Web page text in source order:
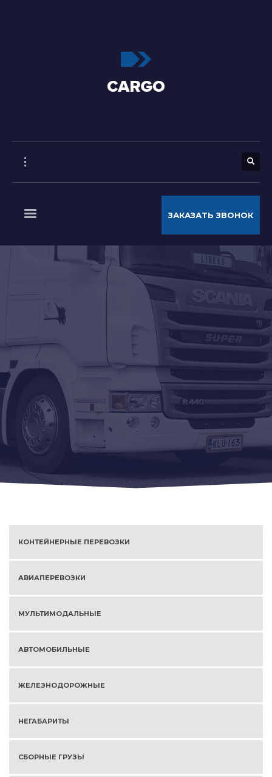
ЗАКАЗАТЬ ЗВОНОК
КОНТЕЙНЕРНЫЕ ПЕРЕВОЗКИ
АВИАПЕРЕВОЗКИ
МУЛЬТИМОДАЛЬНЫЕ
АВТОМОБИЛЬНЫЕ
ЖЕЛЕЗНОДОРОЖНЫЕ
НЕГАБАРИТЫ
СБОРНЫЕ ГРУЗЫ